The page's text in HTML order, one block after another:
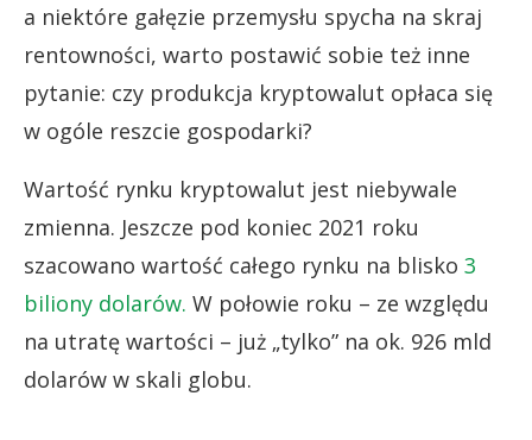
a niektóre gałęzie przemysłu spycha na skraj
rentowności, warto postawić sobie też inne
pytanie: czy produkcja kryptowalut opłaca się
w ogóle reszcie gospodarki?
Wartość rynku kryptowalut jest niebywale
zmienna. Jeszcze pod koniec 2021 roku
szacowano wartość całego rynku na blisko 3
biliony dolarów. W połowie roku – ze względu
na utratę wartości – już „tylko” na ok. 926 mld
dolarów w skali globu.